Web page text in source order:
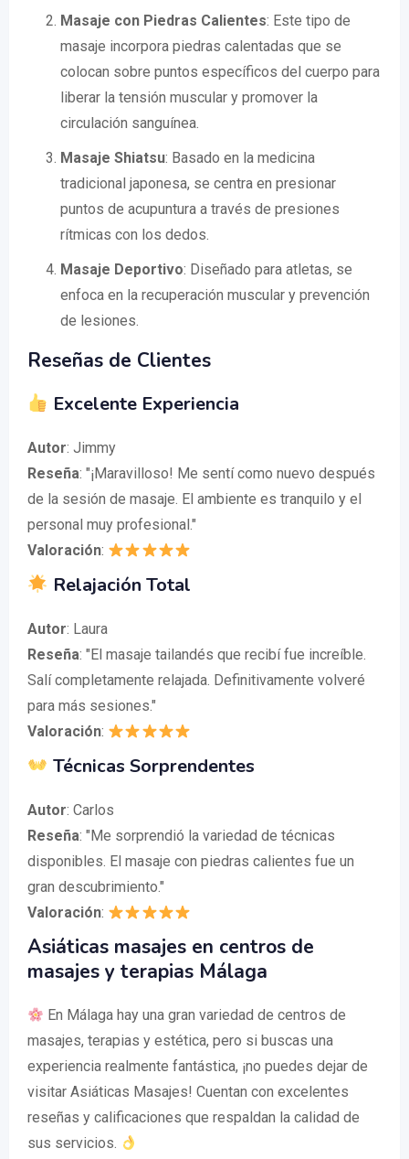
Masaje con Piedras Calientes: Este tipo de
masaje incorpora piedras calentadas que se
colocan sobre puntos específicos del cuerpo para
liberar la tensión muscular y promover la
circulación sanguínea.
Masaje Shiatsu: Basado en la medicina
tradicional japonesa, se centra en presionar
puntos de acupuntura a través de presiones
rítmicas con los dedos.
Masaje Deportivo: Diseñado para atletas, se
enfoca en la recuperación muscular y prevención
de lesiones.
Reseñas de Clientes
Excelente Experiencia
Autor: Jimmy
Reseña: "¡Maravilloso! Me sentí como nuevo después
de la sesión de masaje. El ambiente es tranquilo y el
personal muy profesional."
Valoración:
Relajación Total
Autor: Laura
Reseña: "El masaje tailandés que recibí fue increíble.
Salí completamente relajada. Definitivamente volveré
para más sesiones."
Valoración:
Técnicas Sorprendentes
Autor: Carlos
Reseña: "Me sorprendió la variedad de técnicas
disponibles. El masaje con piedras calientes fue un
gran descubrimiento."
Valoración:
Asiáticas masajes en centros de
masajes y terapias Málaga
En Málaga hay una gran variedad de centros de
masajes, terapias y estética, pero si buscas una
experiencia realmente fantástica, ¡no puedes dejar de
visitar Asiáticas Masajes! Cuentan con excelentes
reseñas y calificaciones que respaldan la calidad de
sus servicios.